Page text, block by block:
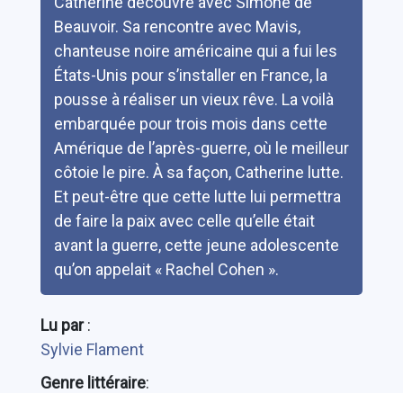
Beauvoir. Sa rencontre avec Mavis,
chanteuse noire américaine qui a fui les
États-Unis pour s’installer en France, la
pousse à réaliser un vieux rêve. La voilà
embarquée pour trois mois dans cette
Amérique de l’après-guerre, où le meilleur
côtoie le pire. À sa façon, Catherine lutte.
Et peut-être que cette lutte lui permettra
de faire la paix avec celle qu’elle était
avant la guerre, cette jeune adolescente
qu’on appelait « Rachel Cohen ».
Lu par:
Sylvie Flament
Genre littéraire: